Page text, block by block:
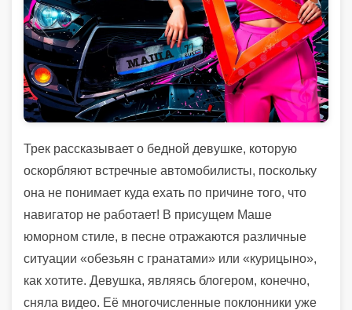
Трек рассказывает о бедной девушке, которую
оскорбляют встречные автомобилисты, поскольку
она не понимает куда ехать по причине того, что
навигатор не работает! В присущем Маше
юморном стиле, в песне отражаются различные
ситуации «обезьян с гранатами» или «курицыно»,
как хотите. Девушка, являясь блогером, конечно,
сняла видео. Её многочисленные поклонники уже